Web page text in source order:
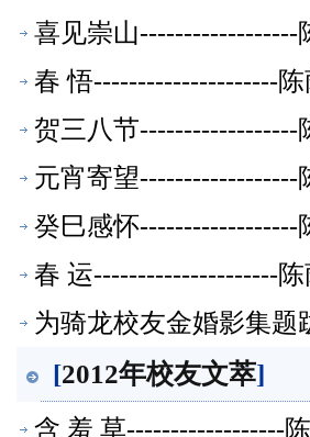
喜见崇山------------------
春 悟---------------------
贺三八节------------------
元宵寄望------------------
癸巳感怀------------------
春 运---------------------
为骑龙校友金婚影集
[2012年校友文萃]
含 羞 草------------------